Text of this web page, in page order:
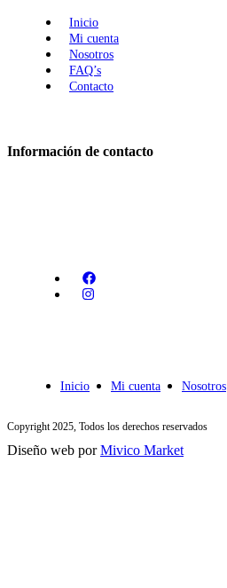
Inicio
Mi cuenta
Nosotros
FAQ’s
Contacto
Información de contacto
Inicio Mi cuenta Nosotros
Copyright 2025, Todos los derechos reservados
Diseño web porMivico Market